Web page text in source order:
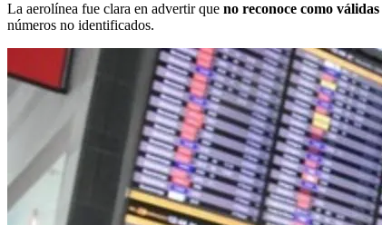
La aerolínea fue clara en advertir que no reconoce como válidas
números no identificados.